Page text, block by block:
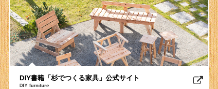
DIY書籍「杉でつくる家具」公式サイト
DIY furniture